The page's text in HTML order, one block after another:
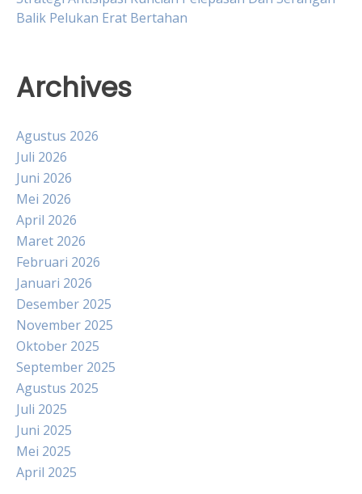
Balik Pelukan Erat Bertahan
Archives
Agustus 2026
Juli 2026
Juni 2026
Mei 2026
April 2026
Maret 2026
Februari 2026
Januari 2026
Desember 2025
November 2025
Oktober 2025
September 2025
Agustus 2025
Juli 2025
Juni 2025
Mei 2025
April 2025